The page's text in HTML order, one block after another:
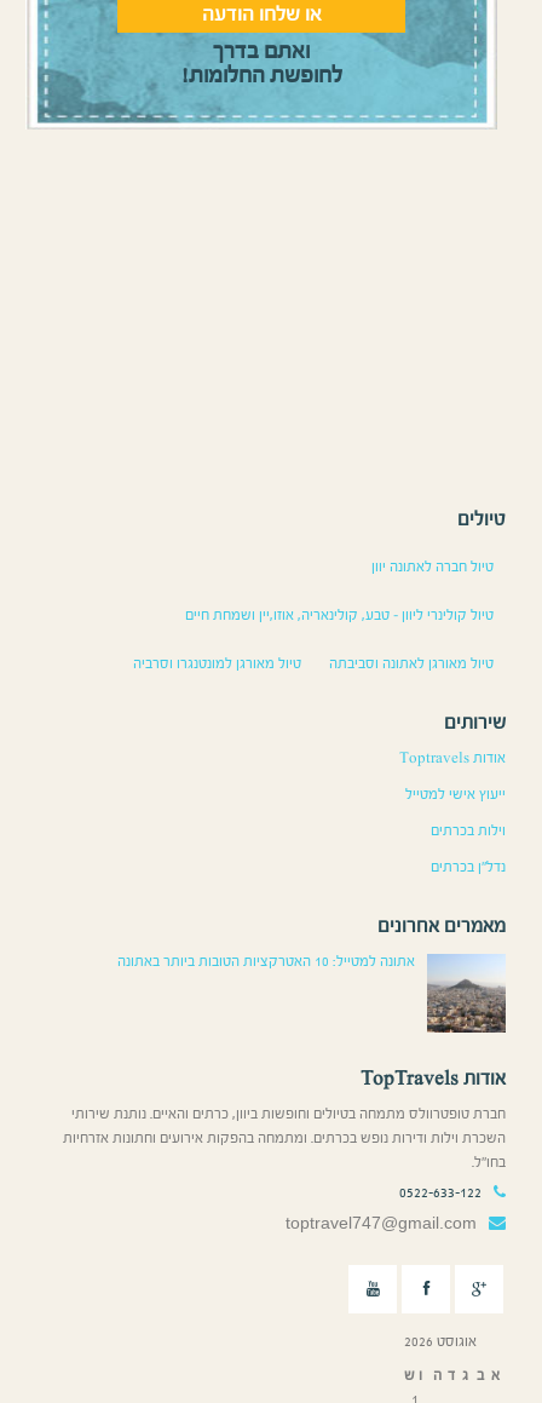
או שלחו הודעה
ואתם בדרך
לחופשת החלומות!
טיולים
טיול חברה לאתונה יוון
טיול קולינרי ליוון – טבע, קולינאריה, אוזו,יין ושמחת חיים
טיול מאורגן לאתונה וסביבתה טיול מאורגן למונטנגרו וסרביה
שירותים
אודות Toptravels
ייעוץ אישי למטייל
וילות בכרתים
נדל”ן בכרתים
מאמרים אחרונים
אתונה למטייל: 10 האטרקציות הטובות ביותר באתונה
אודות TopTravels
חברת טופטרוולס מתמחה בטיולים וחופשות ביוון, כרתים והאיים. נותנת שירותי
השכרת וילות ודירות נופש בכרתים. ומתמחה בהפקות אירועים וחתונות אזרחיות
בחו”ל.
0522-633-122
toptravel747@gmail.com
אוגוסט 2026
א ב ג ד ה ו ש
1